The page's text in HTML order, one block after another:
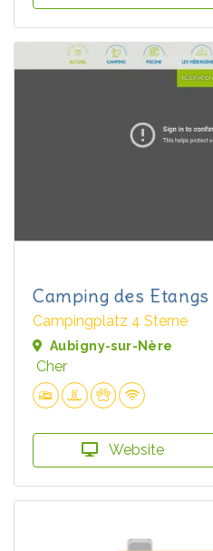
Camping des Etangs
Campingplatz 4 Sterne
Aubigny-sur-Nère
Cher
Website